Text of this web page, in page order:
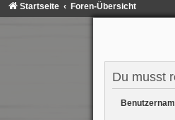
Startseite Foren-Übersicht
Du musst